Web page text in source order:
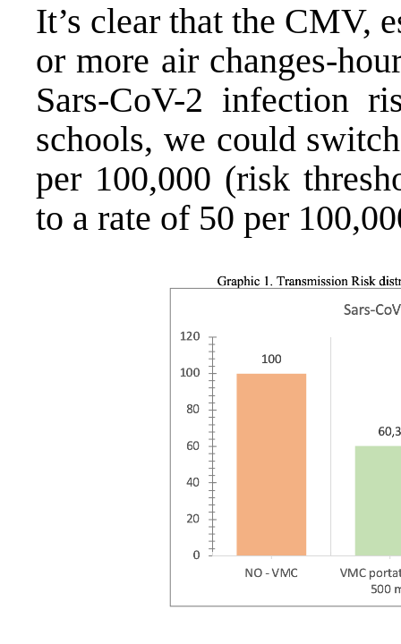
It’s clear that the CMV,
or more air changes-
Sars-CoV-2 infection
schools, we could
per 100,000 (risk
to a rate of 50 per